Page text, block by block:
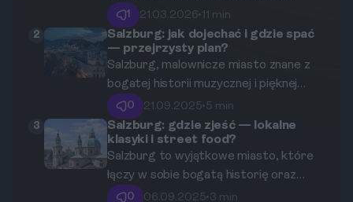
muzycznych wszech czasów. Ten
przewodnik zabierze Cię w podróż po
miejscach, które ukształtowały
Wolfganga Amadeusza Mozarta – od
domu narodzin, przez sale koncertowe,
aż po historyczne kawiarnie, w których
do dziś unosi się duch epoki.
1 21.03.2026•11 min
2
Salzburg: jak dojechać i gdzie spać
— przejrzysty plan?
Salzburg, malownicze miasto znane z
bogatej historii muzycznej i pięknej
architektury, to idealne miejsce na
krótki wypad. W tym artykule
przedstawimy szczegółowy plan
dotyczący podróży do Salzburga, w
tym środki transportu, najlepsze
miesiące na wizytę, dostępne noclegi
0 21.09.2025•5 min
3
Salzburg: gdzie zjeść — lokalne
klasyki i street food?
Salzburg to wyjątkowe miasto, które
łączy w sobie bogatą historię oraz
tradycyjną austriacką kuchnię. W tym
0 06.09.2025•3 min